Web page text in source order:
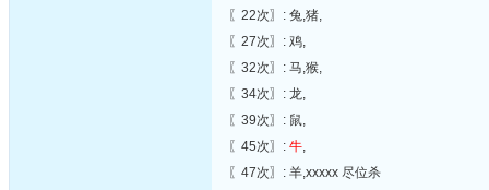
〖22次〗: 兔,猪,
〖27次〗: 鸡,
〖32次〗: 马,猴,
〖34次〗: 龙,
〖39次〗: 鼠,
〖45次〗: 牛,
〖47次〗: 羊,xxxxx 尽位杀